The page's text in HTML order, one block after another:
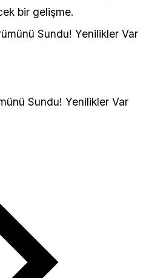
bir gelişme.
Sundu! Yenilikler Var